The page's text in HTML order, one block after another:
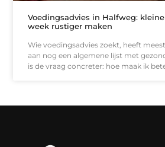
Voedingsadvies in Halfweg:
week rustiger maken
Wie voedingsadvies zoekt, heeft
aan nog een algemene lijst met
is de vraag concreter: hoe maak ik